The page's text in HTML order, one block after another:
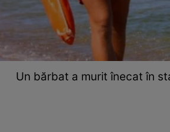
Un bărbat a murit înecat în